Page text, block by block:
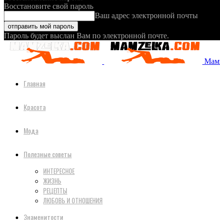
Восстановите свой пароль
Ваш адрес электронной почты
Пароль будет выслан Вам по электронной почте.
Главная
Красота
Мода
Полезные советы
ИНТЕРЕСНОЕ
ЖИЗНЬ
РЕЦЕПТЫ
ЛЮБОВЬ И ОТНОШЕНИЯ
Знаменитости